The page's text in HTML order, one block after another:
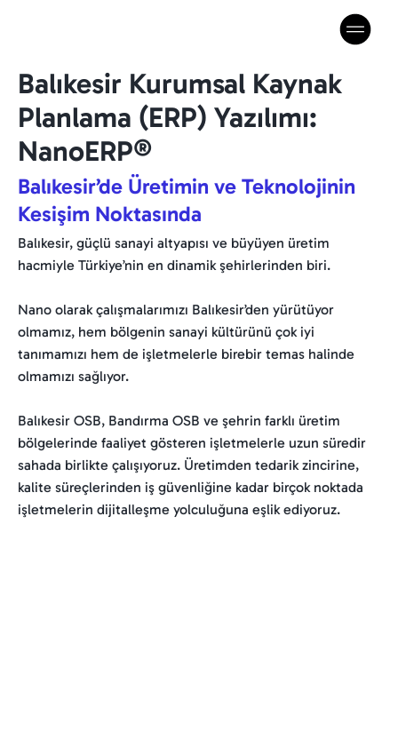
Balıkesir Kurumsal Kaynak
Planlama (ERP) Yazılımı:
NanoERP®
Balıkesir’de Üretimin ve Teknolojinin
Kesişim Noktasında
Balıkesir, güçlü sanayi altyapısı ve büyüyen üretim
hacmiyle Türkiye’nin en dinamik şehirlerinden biri.
Nano olarak çalışmalarımızı Balıkesir’den yürütüyor
olmamız, hem bölgenin sanayi kültürünü çok iyi
tanımamızı hem de işletmelerle birebir temas halinde
olmamızı sağlıyor.
Balıkesir OSB, Bandırma OSB ve şehrin farklı üretim
bölgelerinde faaliyet gösteren işletmelerle uzun süredir
sahada birlikte çalışıyoruz. Üretimden tedarik zincirine,
kalite süreçlerinden iş güvenliğine kadar birçok noktada
işletmelerin dijitalleşme yolculuğuna eşlik ediyoruz.